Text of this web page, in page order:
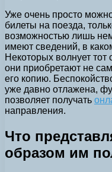
Уже очень просто
билеты на поезда,
возможностью лишь
имеют сведений, в
Некоторых волнует тот
они приобретают не
его копию.
уже давно отлажена,
позволяет получать
направления.
Что
образом им